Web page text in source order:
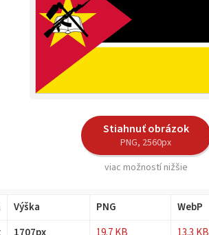
Stiahnuť obrázok
PNG, 2560px
viac možností nižšie
Výška PNG WebP